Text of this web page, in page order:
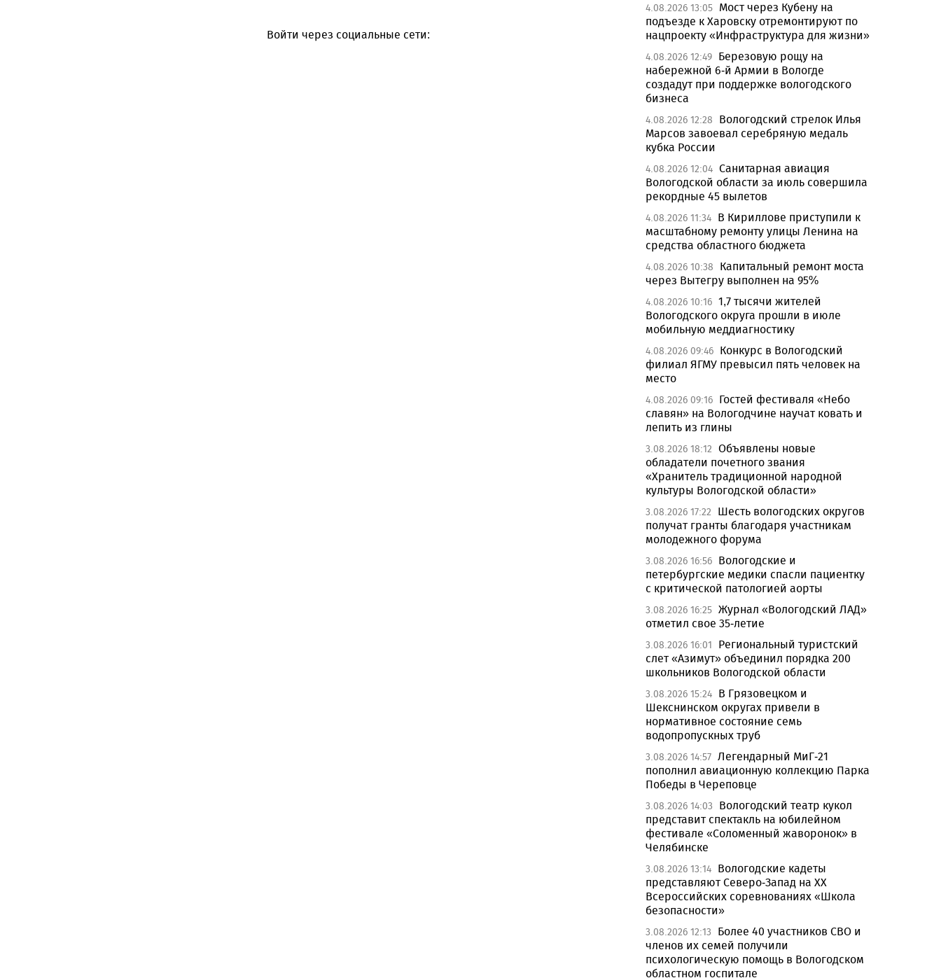
Войти через социальные сети:
4.08.2026 13:05 Мост через Кубену на
подъезде к Харовску отремонтируют по
нацпроекту «Инфраструктура для жизни»
4.08.2026 12:49 Березовую рощу на
набережной 6-й Армии в Вологде
создадут при поддержке вологодского
бизнеса
4.08.2026 12:28
Вологодский стрелок Илья
Марсов завоевал серебряную медаль
кубка России
4.08.2026 12:04 Санитарная авиация
Вологодской области за июль совершила
рекордные 45 вылетов
4.08.2026 11:34 В Кириллове приступили к
масштабному ремонту улицы Ленина на
средства областного бюджета
4.08.2026 10:38
Капитальный ремонт моста
через Вытегру выполнен на 95%
4.08.2026 10:16 1,7 тысячи жителей
Вологодского округа прошли в июле
мобильную меддиагностику
4.08.2026 09:46 Конкурс в Вологодский
филиал ЯГМУ превысил пять человек на
место
4.08.2026 09:16 Гостей фестиваля «Небо
славян» на Вологодчине научат ковать и
лепить из глины
3.08.2026 18:12 Объявлены новые
обладатели почетного звания
«Хранитель традиционной народной
культуры Вологодской области»
3.08.2026 17:22
Шесть вологодских округов
получат гранты благодаря участникам
молодежного форума
3.08.2026 16:56 Вологодские и
петербургские медики спасли пациентку
с критической патологией аорты
3.08.2026 16:25 Журнал «Вологодский ЛАД»
отметил свое 35-летие
3.08.2026 16:01
Региональный туристский
слет «Азимут» объединил порядка 200
школьников Вологодской области
3.08.2026 15:24 В Грязовецком и
Шекснинском округах привели в
нормативное состояние семь
водопропускных труб
3.08.2026 14:57 Легендарный МиГ-21
пополнил авиационную коллекцию Парка
Победы в Череповце
3.08.2026 14:03
Вологодский театр кукол
представит спектакль на юбилейном
фестивале «Соломенный жаворонок» в
Челябинске
3.08.2026 13:14 Вологодские кадеты
представляют Северо-Запад на XX
Всероссийских соревнованиях «Школа
безопасности»
3.08.2026 12:13
Более 40 участников СВО и
членов их семей получили
психологическую помощь в Вологодском
областном госпитале